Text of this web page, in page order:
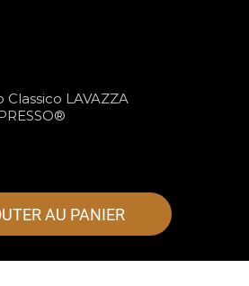
LAVAZZA
AU PANIER